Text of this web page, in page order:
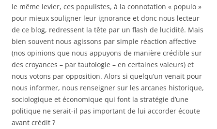
le même levier, ces populistes, à la connotation « populo »
pour mieux souligner leur ignorance et donc nous lecteur
de ce blog, redressent la tête par un flash de lucidité. Mais
bien souvent nous agissons par simple réaction affective
(nos opinions que nous appuyons de manière crédible sur
des croyances – par tautologie – en certaines valeurs) et
nous votons par opposition. Alors si quelqu’un venait pour
nous informer, nous renseigner sur les arcanes historique,
sociologique et économique qui font la stratégie d’une
politique ne serait-il pas important de lui accorder écoute
avant crédit ?